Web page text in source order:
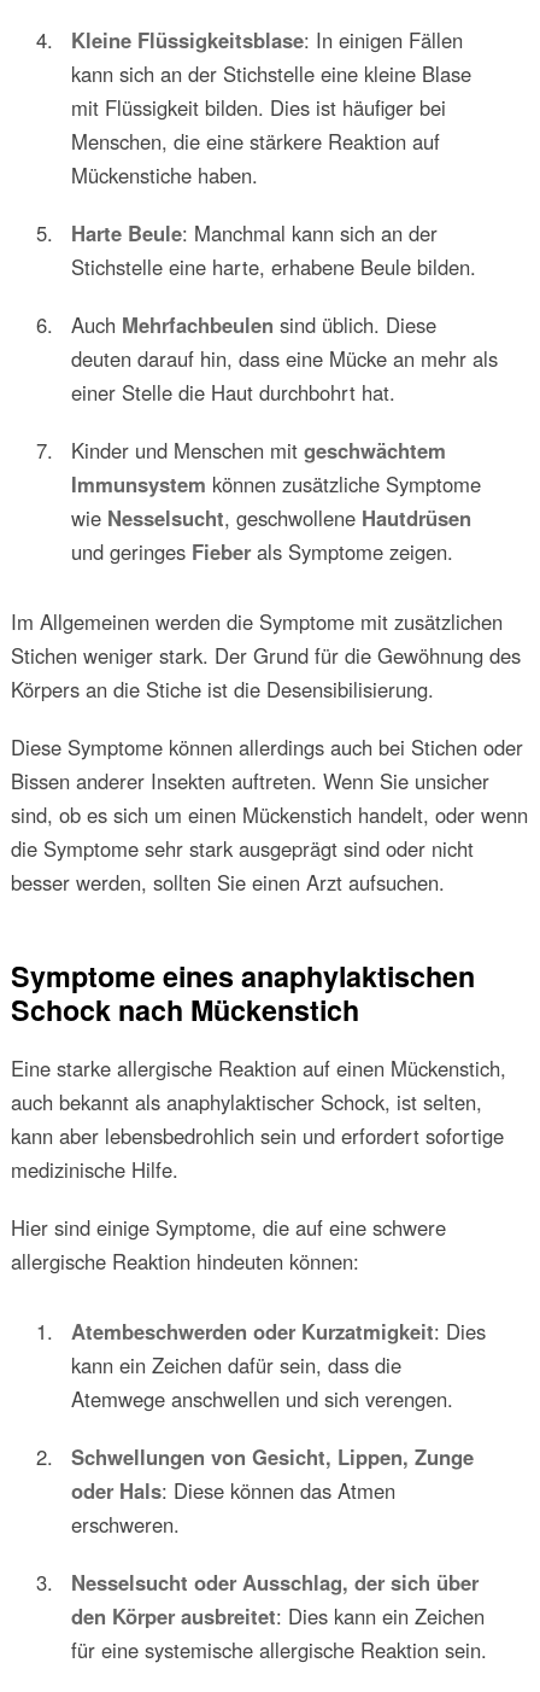
Kleine Flüssigkeitsblase: In einigen Fällen
kann sich an der Stichstelle eine kleine Blase
mit Flüssigkeit bilden. Dies ist häufiger bei
Menschen, die eine stärkere Reaktion auf
Mückenstiche haben.
Harte Beule: Manchmal kann sich an der
Stichstelle eine harte, erhabene Beule bilden.
Auch Mehrfachbeulen sind üblich. Diese
deuten darauf hin, dass eine Mücke an mehr als
einer Stelle die Haut durchbohrt hat.
Kinder und Menschen mit geschwächtem
Immunsystem können zusätzliche Symptome
wie Nesselsucht, geschwollene Hautdrüsen
und geringes Fieberals Symptome zeigen.
Im Allgemeinen werden die Symptome mit zusätzlichen
Stichen weniger stark. Der Grund für die Gewöhnung des
Körpers an die Stiche ist die Desensibilisierung.
Diese Symptome können allerdings auch bei Stichen oder
Bissen anderer Insekten auftreten. Wenn Sie unsicher
sind, ob es sich um einen Mückenstich handelt, oder wenn
die Symptome sehr stark ausgeprägt sind oder nicht
besser werden, sollten Sie einen Arzt aufsuchen.
Symptome eines anaphylaktischen
Schock nach Mückenstich
Eine starke allergische Reaktion auf einen Mückenstich,
auch bekannt als anaphylaktischer Schock, ist selten,
kann aber lebensbedrohlich sein und erfordert sofortige
medizinische Hilfe.
Hier sind einige Symptome, die auf eine schwere
allergische Reaktion hindeuten können:
Atembeschwerden oder Kurzatmigkeit: Dies
kann ein Zeichen dafür sein, dass die
Atemwege anschwellen und sich verengen.
Schwellungen von Gesicht, Lippen, Zunge
oder Hals: Diese können das Atmen
erschweren.
Nesselsucht oder Ausschlag, der sich über
den Körper ausbreitet: Dies kann ein Zeichen
für eine systemische allergische Reaktion sein.